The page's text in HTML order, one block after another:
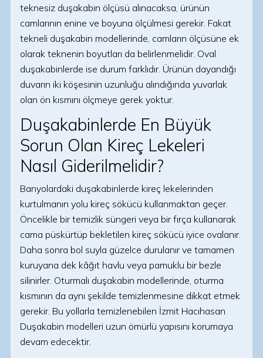
teknesiz duşakabin ölçüsü alınacaksa, ürünün
camlarının enine ve boyuna ölçülmesi gerekir. Fakat
tekneli duşakabin modellerinde, camların ölçüsüne ek
olarak teknenin boyutları da belirlenmelidir. Oval
duşakabinlerde ise durum farklıdır. Ürünün dayandığı
duvarın iki köşesinin uzunluğu alındığında yuvarlak
olan ön kısmını ölçmeye gerek yoktur.
Duşakabinlerde En Büyük
Sorun Olan Kireç Lekeleri
Nasıl Giderilmelidir?
Banyolardaki duşakabinlerde kireç lekelerinden
kurtulmanın yolu kireç sökücü kullanmaktan geçer.
Öncelikle bir temizlik süngeri veya bir fırça kullanarak
cama püskürtüp bekletilen kireç sökücü iyice ovalanır.
Daha sonra bol suyla güzelce durulanır ve tamamen
kuruyana dek kâğıt havlu veya pamuklu bir bezle
silinirler. Oturmalı duşakabin modellerinde, oturma
kısmının da aynı şekilde temizlenmesine dikkat etmek
gerekir. Bu yollarla temizlenebilen İzmit Hacıhasan
Duşakabin modelleri uzun ömürlü yapısını korumaya
devam edecektir.